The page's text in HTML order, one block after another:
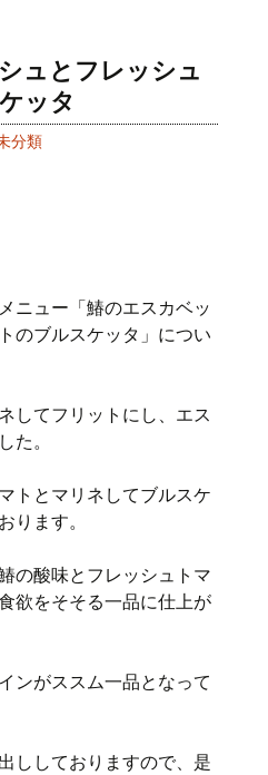
ュとフレッシュ
ッタ
分類
ニュー「鰆のエスカベッ
のブルスケッタ」につい
してフリットにし、エス
た。
トとマリネしてブルスケ
ります。
の酸味とフレッシュトマ
欲をそそる一品に仕上が
ンがススム一品となって
ししておりますので、是